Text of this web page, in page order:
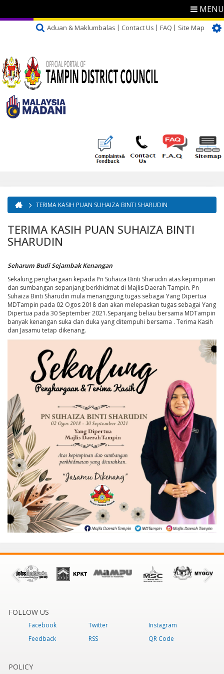
MENU
Aduan & Maklumbalas Contact Us FAQ Site Map
You are here
TERIMA KASIH PUAN SUHAIZA BINTI SHARUDIN
TERIMA KASIH PUAN SUHAIZA BINTI
SHARUDIN
Seharum Budi Sejambak Kenangan
Sekalung penghargaan kepada Pn Suhaiza Binti Sharudin atas kepimpinan
dan sumbangan sepanjang berkhidmat di Majlis Daerah Tampin. Pn
Suhaiza Binti Sharudin mula menanggung tugas sebagai Yang Dipertua
MDTampin pada 02 Ogos 2018 dan akan melepaskan tugas sebagai Yang
Dipertua pada 30 September 2021.Sepanjang beliau bersama MDTampin
banyak kenangan suka dan duka yang ditempuhi bersama . Terima Kasih
dan Jasamu tetap dikenang.
FOLLOW US
Facebook Twitter
Instagram
Feedback
RSS QR Code
POLICY